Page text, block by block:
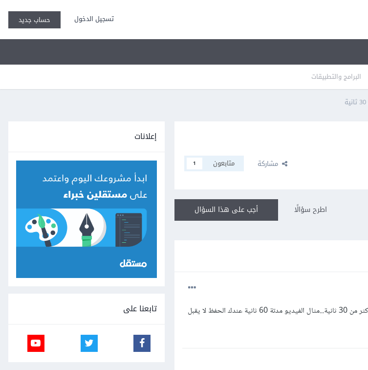
تسجيل الدخول حساب جديد
البرامج والتطبيقات
مشاركة متابعون 1
أجب على هذا السؤال اطرح سؤالًا
قمت بتحميل برنامج افتر افكت cs4 وعند حفظ المشروع لا يقبل اكثر من 30 ثانية...مثال الفيديو مدتة 60 ثانية عندك الحفظ لا يقبل
إعلانات
تابعنا على